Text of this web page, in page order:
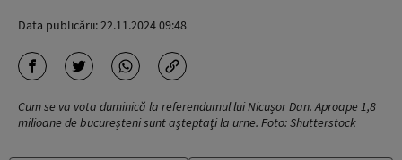
Data publicării:22.11.2024 09:48
Cum se va vota duminică la referendumul lui Nicușor Dan. Aproape 1,8
milioane de bucureşteni sunt aşteptaţi la urne. Foto: Shutterstock